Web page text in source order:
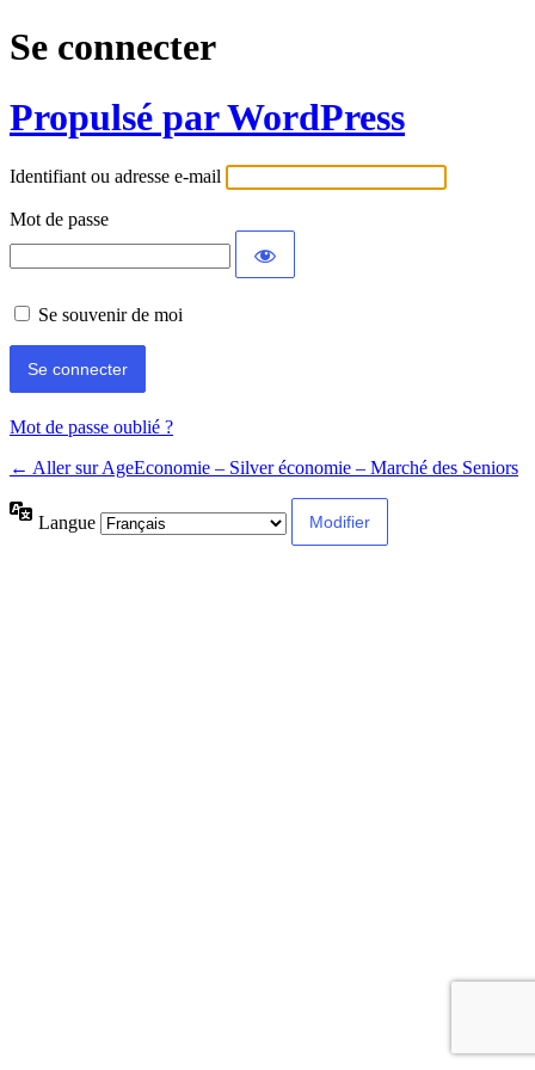
Se connecter
Propulsé par WordPress
Identifiant ou adresse e-mail
Mot de passe
Se souvenir de moi
Mot de passe oublié ?
← Aller sur AgeEconomie – Silver économie – Marché des Seniors
Langue